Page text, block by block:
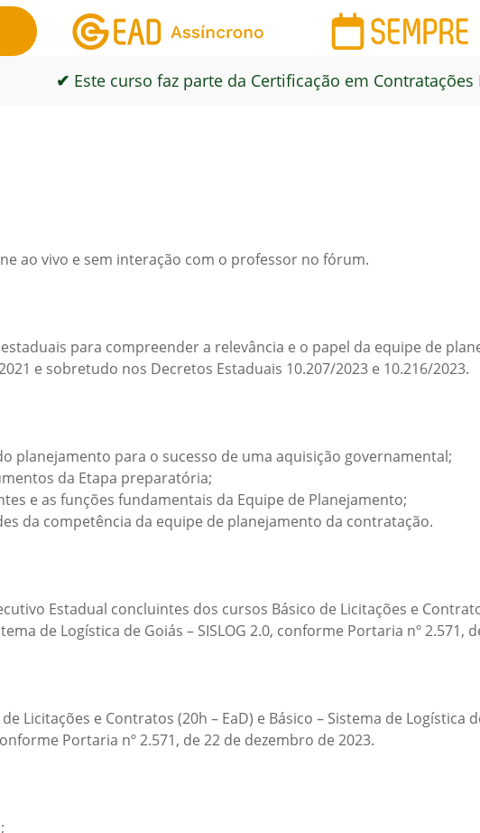
✔ Este curso faz parte da Certificação em Contratações
ao vivo e sem interação com o professor no fórum.
para compreender a relevância e o papel da equipe de
e sobretudo nos Decretos Estaduais 10.207/2023 e 10.216/2023.
planejamento para o sucesso de uma aquisição governamental;
da Etapa preparatória;
e as funções fundamentais da Equipe de Planejamento;
da competência da equipe de planejamento da contratação.
Estadual concluintes dos cursos Básico de Licitações e
de Logística de Goiás – SISLOG 2.0, conforme Portaria nº 2.571,
Licitações e Contratos (20h – EaD) e Básico – Sistema de Logística
Portaria nº 2.571, de 22 de dezembro de 2023.